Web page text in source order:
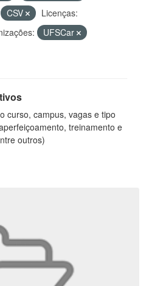
CSV
Licenças:
UFSCar
curso, campus, vagas e tipo
treinamento e
outros)